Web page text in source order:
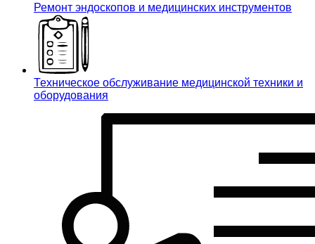
Ремонт эндоскопов и медицинских инструментов
Техническое обслуживание медицинской техники и
оборудования